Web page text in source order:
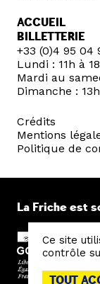
ACCUEIL
BILLETTERIE
+33 (0)4 95 04
Lundi : 11h à
Mardi au
Dimanche :
Crédits
Mentions
Politique de
La Friche est
Ce site
contrôle
TOUT